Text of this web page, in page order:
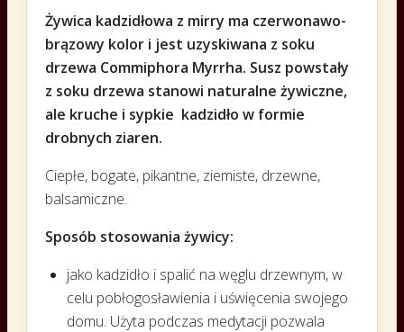
Żywica kadzidłowa z mirry ma czerwonawo-
brązowy kolor i jest uzyskiwana z soku
drzewa Commiphora Myrrha. Susz powstały
z soku drzewa stanowi naturalne żywiczne,
ale kruche i sypkie kadzidło w formie
drobnych ziaren.
Ciepłe, bogate, pikantne, ziemiste, drzewne,
balsamiczne.
Sposób stosowania żywicy:
jako kadzidło i spalić na węglu drzewnym, w
celu pobłogosławienia i uświęcenia swojego
domu. Użyta podczas medytacji pozwala